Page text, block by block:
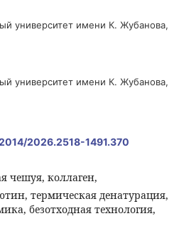
университет имени К. Жубанова,
университет имени К. Жубанова,
2026.2518-1491.370
чешуя, коллаген,
термическая денатурация,
безотходная технология,